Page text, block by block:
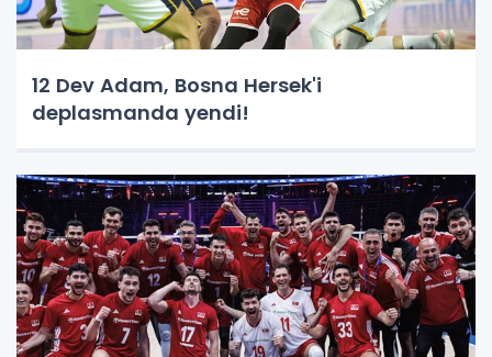
12 Dev Adam, Bosna Hersek'i
deplasmanda yendi!